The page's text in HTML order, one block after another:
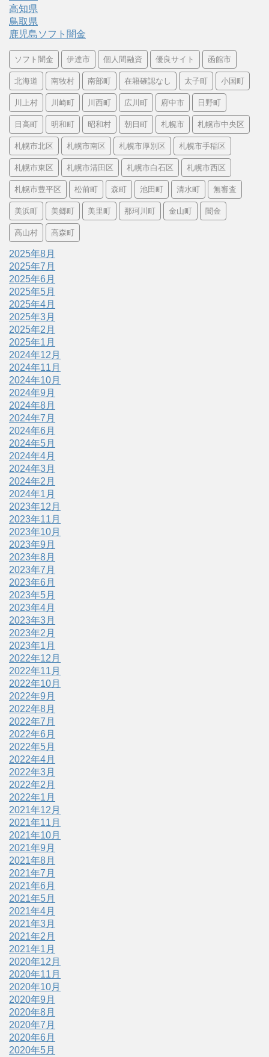
高知県
鳥取県
鹿児島ソフト闇金
ソフト闇金 伊達市 個人間融資 優良サイト 函館市
北海道 南牧村 南部町 在籍確認なし 太子町 小国町
川上村 川崎町 川西町 広川町 府中市 日野町
日高町 明和町 昭和村 朝日町 札幌市 札幌市中央区
札幌市北区 札幌市南区 札幌市厚別区 札幌市手稲区
札幌市東区 札幌市清田区 札幌市白石区 札幌市西区
札幌市豊平区 松前町 森町 池田町 清水町 無審査
美浜町 美郷町 美里町 那珂川町 金山町 闇金
高山村 高森町
2025年8月
2025年7月
2025年6月
2025年5月
2025年4月
2025年3月
2025年2月
2025年1月
2024年12月
2024年11月
2024年10月
2024年9月
2024年8月
2024年7月
2024年6月
2024年5月
2024年4月
2024年3月
2024年2月
2024年1月
2023年12月
2023年11月
2023年10月
2023年9月
2023年8月
2023年7月
2023年6月
2023年5月
2023年4月
2023年3月
2023年2月
2023年1月
2022年12月
2022年11月
2022年10月
2022年9月
2022年8月
2022年7月
2022年6月
2022年5月
2022年4月
2022年3月
2022年2月
2022年1月
2021年12月
2021年11月
2021年10月
2021年9月
2021年8月
2021年7月
2021年6月
2021年5月
2021年4月
2021年3月
2021年2月
2021年1月
2020年12月
2020年11月
2020年10月
2020年9月
2020年8月
2020年7月
2020年6月
2020年5月